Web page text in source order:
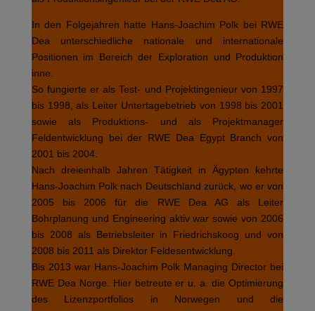
In den Folgejahren hatte Hans-Joachim Polk bei RWE
Dea unterschiedliche nationale und internationale
Positionen im Bereich der Exploration und Produktion
inne.
So fungierte er als Test- und Projektingenieur von 1997
bis 1998, als Leiter Untertagebetrieb von 1998 bis 2001
sowie als Produktions- und als Projektmanager
Feldentwicklung bei der RWE Dea Egypt Branch von
2001 bis 2004.
Nach dreieinhalb Jahren Tätigkeit in Ägypten kehrte
Hans-Joachim Polk nach Deutschland zurück, wo er von
2005 bis 2006 für die RWE Dea AG als Leiter
Bohrplanung und Engineering aktiv war sowie von 2006
bis 2008 als Betriebsleiter in Friedrichskoog und von
2008 bis 2011 als Direktor Feldesentwicklung.
Bis 2013 war Hans-Joachim Polk Managing Director bei
RWE Dea Norge. Hier betreute er u. a. die Optimierung
des Lizenzportfolios in Norwegen und die